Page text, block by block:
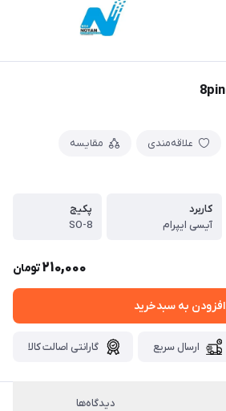
علاقه‌مندی مقایسه
کاربرد
آیسی ایپرام
پکیج
SO-8
210,000تومان
افزودن به سبدخرید
ارسال سریع گارانتی اصالت کالا
دیدگاه‌ها